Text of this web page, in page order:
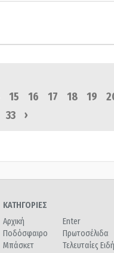
15 16 17 18 19
33 ›
ΚΑΤΗΓΟΡΙΕΣ
Αρχική
Ποδόσφαιρο
Μπάσκετ
Enter
Πρωτοσέλιδα
Τελευταίες